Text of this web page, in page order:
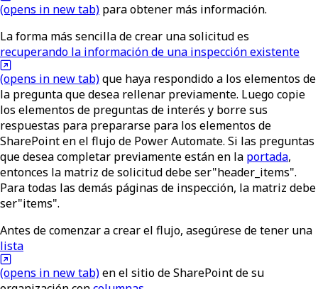
(opens in new tab) para obtener más información.
La forma más sencilla de crear una solicitud es
recuperando la información de una inspección existente
(opens in new tab)que haya respondido a los elementos de
la pregunta que desea rellenar previamente. Luego copie
los elementos de preguntas de interés y borre sus
respuestas para prepararse para los elementos de
SharePoint en el flujo de Power Automate. Si las preguntas
que desea completar previamente están en la portada,
entonces la matriz de solicitud debe ser"header_items".
Para todas las demás páginas de inspección, la matriz debe
ser"items".
Antes de comenzar a crear el flujo, asegúrese de tener una
lista
(opens in new tab)en el sitio de SharePoint de su